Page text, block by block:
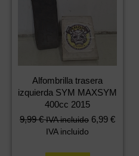
Alfombrilla trasera
izquierda SYM MAXSYM
400cc 2015
9,99€ IVA incluido 6,99 €
IVA incluido